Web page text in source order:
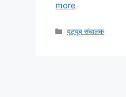
more
Categories
यूट्यूब संचालक